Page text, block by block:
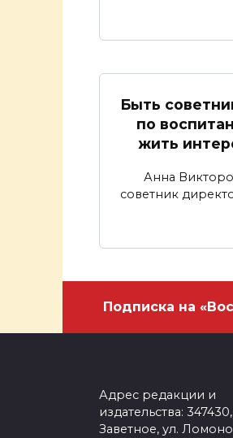
Быть
по
жить
Анна
советник
Подписка на
Адрес редакции и
издательства: 347430,
Заветное, ул.